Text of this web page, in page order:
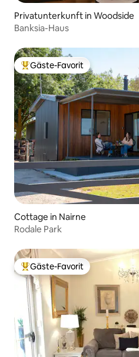
Privatunterkunft in Woodside
Banksia-Haus
Beliebter Gäste-Favorit.
Gäste-Favorit
Cottage in Nairne
Rodale Park
Beliebter Gäste-Favorit.
Gäste-Favorit